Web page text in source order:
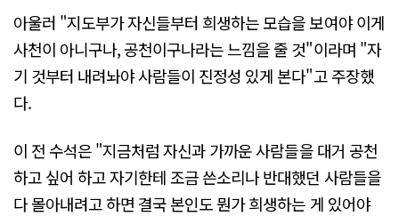
아울러 "지도부가 자신들부터 희생하는 모습을 보여야 이게
사천이 아니구나, 공천이구나라는 느낌을 줄 것"이라며 "자
기 것부터 내려놔야 사람들이 진정성 있게 본다"고 주장했
다.
이 전 수석은 "지금처럼 자신과 가까운 사람들을 대거 공천
하고 싶어 하고 자기한테 조금 쓴소리나 반대했던 사람들을
다 몰아내려고 하면 결국 본인도 뭔가 희생하는 게 있어야